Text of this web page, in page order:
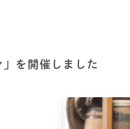
」を開催しました